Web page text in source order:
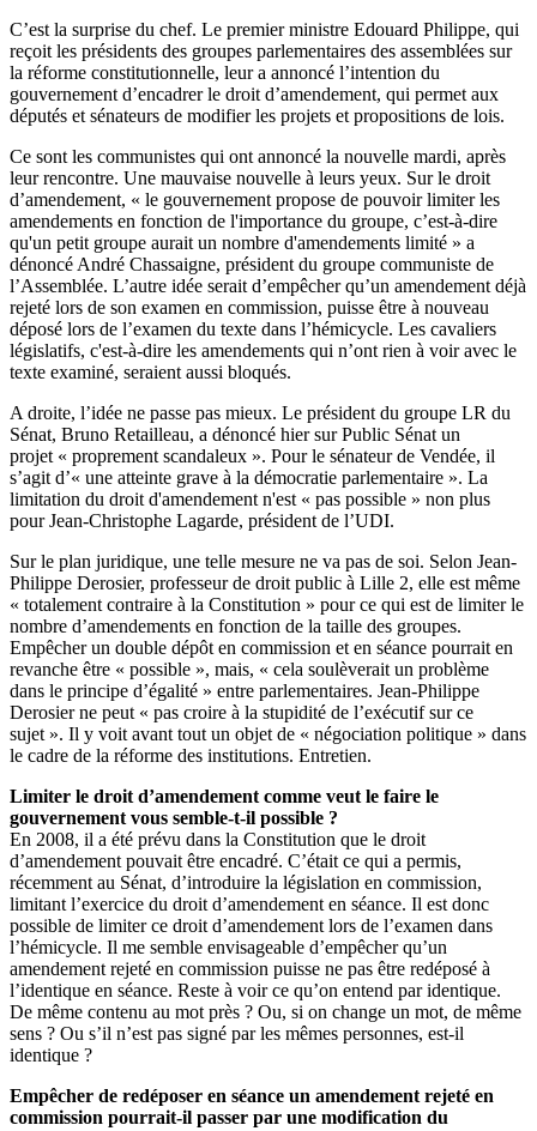
C’est la surprise du chef. Le premier ministre Edouard Philippe, qui
reçoit les présidents des groupes parlementaires des assemblées sur
la réforme constitutionnelle, leur a annoncé l’intention du
gouvernement d’encadrer le droit d’amendement, qui permet aux
députés et sénateurs de modifier les projets et propositions de lois.
Ce sont les communistes qui ont annoncé la nouvelle mardi, après
leur rencontre. Une mauvaise nouvelle à leurs yeux. Sur le droit
d’amendement, « le gouvernement propose de pouvoir limiter les
amendements en fonction de l'importance du groupe, c’est-à-dire
qu'un petit groupe aurait un nombre d'amendements limité » a
dénoncé André Chassaigne, président du groupe communiste de
l’Assemblée. L’autre idée serait d’empêcher qu’un amendement déjà
rejeté lors de son examen en commission, puisse être à nouveau
déposé lors de l’examen du texte dans l’hémicycle. Les cavaliers
législatifs, c'est-à-dire les amendements qui n’ont rien à voir avec le
texte examiné, seraient aussi bloqués.
A droite, l’idée ne passe pas mieux. Le président du groupe LR du
Sénat, Bruno Retailleau, a dénoncé hier sur Public Sénat un
projet « proprement scandaleux ». Pour le sénateur de Vendée, il
s’agit d’« une atteinte grave à la démocratie parlementaire ». La
limitation du droit d'amendement n'est « pas possible » non plus
pour Jean-Christophe Lagarde, président de l’UDI.
Sur le plan juridique, une telle mesure ne va pas de soi. Selon Jean-
Philippe Derosier, professeur de droit public à Lille 2, elle est même
« totalement contraire à la Constitution » pour ce qui est de limiter le
nombre d’amendements en fonction de la taille des groupes.
Empêcher un double dépôt en commission et en séance pourrait en
revanche être « possible », mais, « cela soulèverait un problème
dans le principe d’égalité » entre parlementaires. Jean-Philippe
Derosier ne peut « pas croire à la stupidité de l’exécutif sur ce
sujet ». Il y voit avant tout un objet de « négociation politique » dans
le cadre de la réforme des institutions. Entretien.
Limiter le droit d’amendement comme veut le faire le
gouvernement vous semble-t-il possible ?
En 2008, il a été prévu dans la Constitution que le droit
d’amendement pouvait être encadré. C’était ce qui a permis,
récemment au Sénat, d’introduire la législation en commission,
limitant l’exercice du droit d’amendement en séance. Il est donc
possible de limiter ce droit d’amendement lors de l’examen dans
l’hémicycle. Il me semble envisageable d’empêcher qu’un
amendement rejeté en commission puisse ne pas être redéposé à
l’identique en séance. Reste à voir ce qu’on entend par identique.
De même contenu au mot près ? Ou, si on change un mot, de même
sens ? Ou s’il n’est pas signé par les mêmes personnes, est-il
identique ?
Empêcher de redéposer en séance un amendement rejeté en
commission pourrait-il passer par une modification du